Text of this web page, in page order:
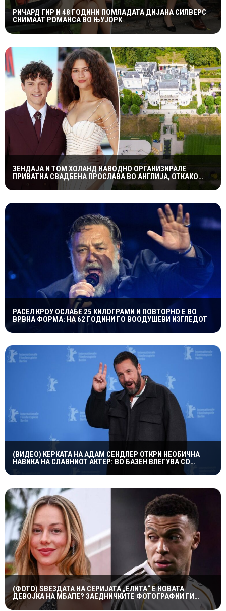
РИЧАРД ГИР И 48 ГОДИНИ ПОМЛАДАТА ДИЈАНА СИЛВЕРС
СНИМААТ РОМАНСА ВО ЊУЈОРК
ЗЕНДАЈА И ТОМ ХОЛАНД НАВОДНО ОРГАНИЗИРАЛЕ
ПРИВАТНА СВАДБЕНА ПРОСЛАВА ВО АНГЛИЈА, ОТКАКО
ТАЈНО СЕ ВЕНЧАЛЕ
РАСЕЛ КРОУ ОСЛАБЕ 25 КИЛОГРАМИ И ПОВТОРНО Е ВО
ВРВНА ФОРМА: НА 62 ГОДИНИ ГО ВООДУШЕВИ ИЗГЛЕДОТ
(ВИДЕО) ЌЕРКАТА НА АДАМ СЕНДЛЕР ОТКРИ НЕОБИЧНА
НАВИКА НА СЛАВНИОТ АКТЕР: ВО БАЗЕН ВЛЕГУВА СО
(ФОТО) ЅВЕЗДАТА НА СЕРИЈАТА „ЕЛИТА“ Е НОВАТА
ДЕВОЈКА НА МБАПЕ? ЗАЕДНИЧКИТЕ ФОТОГРАФИИ ГИ
РАЗГОРЕА ГЛАСИНИТЕ